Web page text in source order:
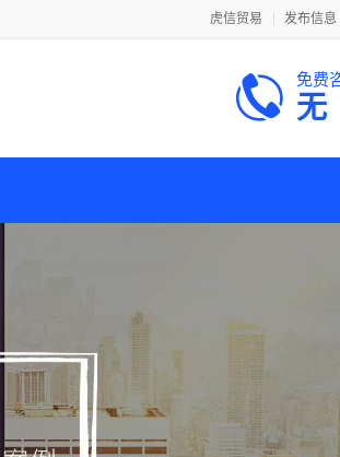
虎信贸易 发布信息
免费
无